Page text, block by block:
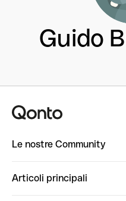
Guido
Le nostre Community
Articoli principali